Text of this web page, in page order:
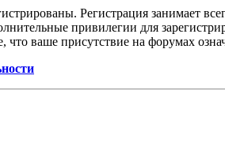
Регистрация занимает
привилегии для
ваше присутствие на форумах